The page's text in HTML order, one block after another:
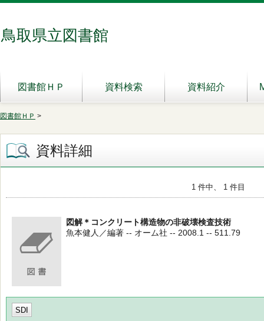
鳥取県立図書館
図書館ＨＰ 資料検索 資料紹介
図書館ＨＰ >
資料詳細
1 件中、 1 件目
図解＊コンクリート構造物の非破壊検査技術
魚本健人／編著 -- オーム社 -- 2008.1 -- 511.79
SDI